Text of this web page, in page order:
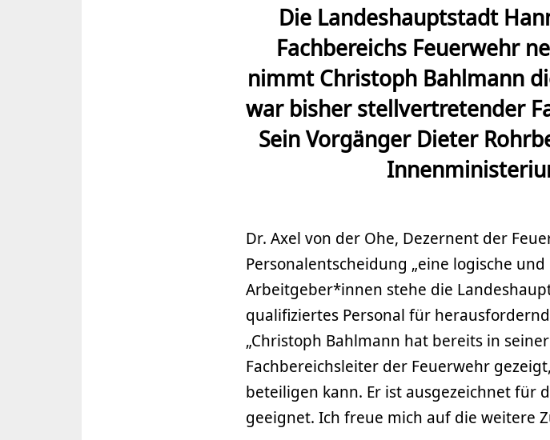
Die Landeshauptstadt
Fachbereichs Feuerwehr
nimmt Christoph Bahlmann
war bisher stellvertretender
Sein Vorgänger Dieter
Dr. Axel von der Ohe, Dezernent der
Personalentscheidung „eine logische
Arbeitgeber*innen stehe die
qualifiziertes Personal für
„Christoph Bahlmann hat bereits in
Fachbereichsleiter der Feuerwehr
beteiligen kann. Er ist ausgezeichnet für
geeignet. Ich freue mich auf die weitere